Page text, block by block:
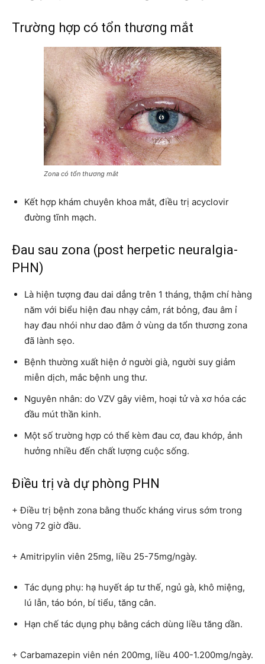
Trường hợp có tổn thương mắt
Zona có tổn thương mắt
Kết hợp khám chuyên khoa mắt, điều trị acyclovir
đường tĩnh mạch.
Đau sau zona (post herpetic neuralgia-
PHN)
Là hiện tượng đau dai dẳng trên 1 tháng, thậm chí hàng
năm với biểu hiện đau nhạy cảm, rát bỏng, đau âm ỉ
hay đau nhói như dao đâm ở vùng da tổn thương zona
đã lành sẹo.
Bệnh thường xuất hiện ở người già, người suy giảm
miễn dịch, mắc bệnh ung thư.
Nguyên nhân: do VZV gây viêm, hoại tử và xơ hóa các
đầu mút thần kinh.
Một số trường hợp có thể kèm đau cơ, đau khớp, ảnh
hưởng nhiều đến chất lượng cuộc sống.
Điều trị và dự phòng PHN
+ Điều trị bệnh zona bằng thuốc kháng virus sớm trong
vòng 72 giờ đầu.
+ Amitripylin viên 25mg, liều 25-75mg/ngày.
Tác dụng phụ: hạ huyết áp tư thế, ngủ gà, khô miệng,
lú lẫn, táo bón, bí tiểu, tăng cân.
Hạn chế tác dụng phụ bằng cách dùng liều tăng dần.
+ Carbamazepin viên nén 200mg, liều 400-1.200mg/ngày.